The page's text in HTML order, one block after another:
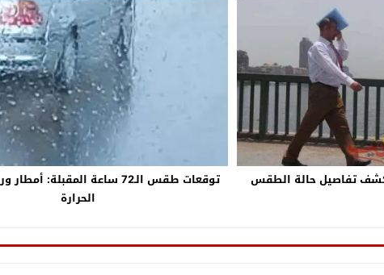
تفاصيل حالة الطقس
توقعات طقس الـ72 ساعة المقبلة:
الحرارة